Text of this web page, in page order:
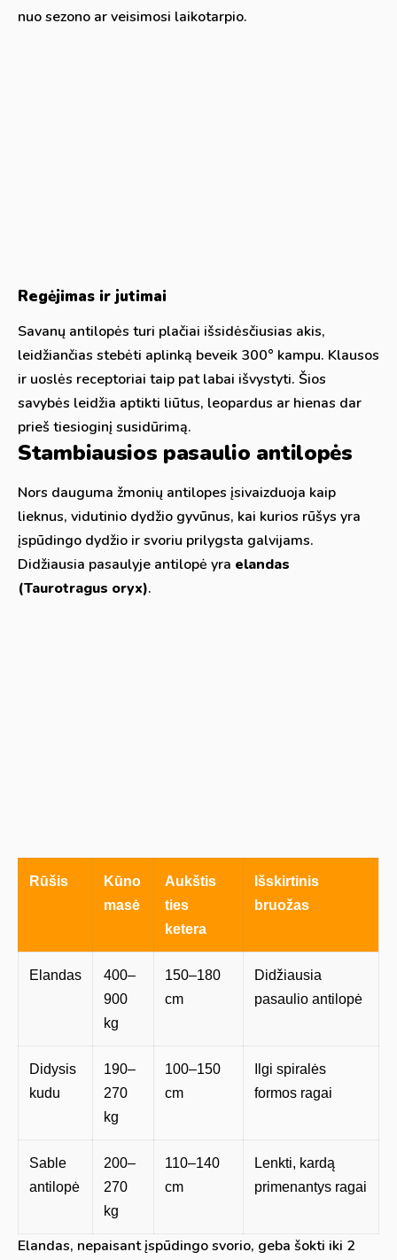
nuo sezono ar veisimosi laikotarpio.
Regėjimas ir jutimai
Savanų antilopės turi plačiai išsidėsčiusias akis,
leidžiančias stebėti aplinką beveik 300° kampu. Klausos
ir uoslės receptoriai taip pat labai išvystyti. Šios
savybės leidžia aptikti liūtus, leopardus ar hienas dar
prieš tiesioginį susidūrimą.
Stambiausios pasaulio antilopės
Nors dauguma žmonių antilopes įsivaizduoja kaip
lieknus, vidutinio dydžio gyvūnus, kai kurios rūšys yra
įspūdingo dydžio ir svoriu prilygsta galvijams.
Didžiausia pasaulyje antilopė yra elandas
(Taurotragus oryx).
Rūšis
Kūno
masė
Aukštis
ties
ketera
Išskirtinis
bruožas
Elandas
400–
900
kg
150–180
cm
Didžiausia
pasaulio antilopė
Didysis
kudu
190–
270
kg
100–150
cm
Ilgi spiralės
formos ragai
Sable
antilopė
200–
270
kg
110–140
cm
Lenkti, kardą
primenantys ragai
Elandas, nepaisant įspūdingo svorio, geba šokti iki 2